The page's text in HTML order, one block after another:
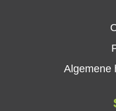
Algemene